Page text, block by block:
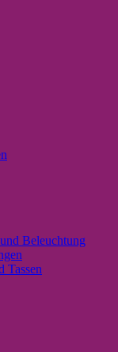
Beleuchtung
Tassen